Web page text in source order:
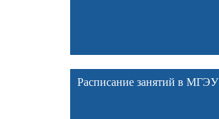
Расписание занятий в МГЭУ